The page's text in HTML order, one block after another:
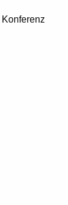
Konferenz